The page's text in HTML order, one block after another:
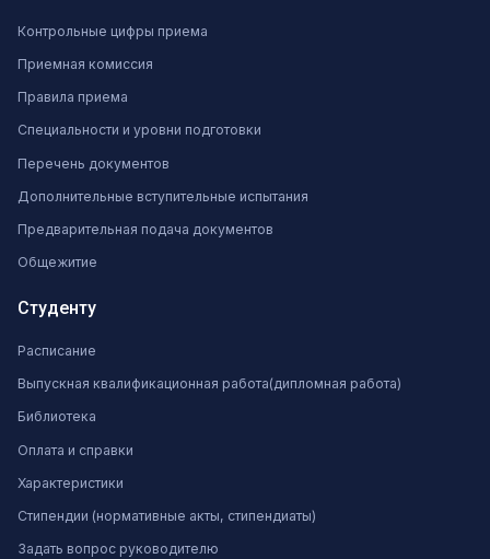
Контрольные цифры приема
Приемная комиссия
Правила приема
Специальности и уровни подготовки
Перечень документов
Дополнительные вступительные испытания
Предварительная подача документов
Общежитие
Студенту
Расписание
Выпускная квалификационная работа(дипломная работа)
Библиотека
Оплата и справки
Характеристики
Стипендии (нормативные акты, стипендиаты)
Задать вопрос руководителю